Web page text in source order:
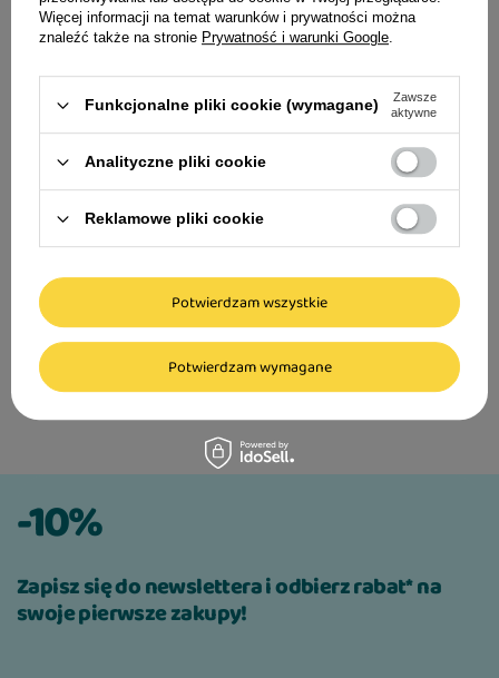
wołowych polskiego pochodzenia.
Produkowane w Polsce pod nadzorem inspekcji
Przysmaki suszone są ciepłym powietrzem w
niskich temperaturach.
Proces suszenia zapewnia całkowite
bezpieczeństwo epidemiologiczne, bez
konieczności użycia środków chemicznych i
konserwujących.
wzmacniaczy smaku i aromatu, wypełniaczy.
SKŁAD - 100% ŚLINIANKI WOŁOWE
Milord Przysmak dla psa wieprzowina w
kawałkach 150 g
35,99 zł
239,93 zł / kg
27,99 zł
399,86 zł / kg
-10%
Zapisz się do newslettera i odbierz rabat* na
swoje pierwsze zakupy!
Więcej informacji na temat warunków i prywatności można
znaleźć także na stronie Prywatność i warunki Google.
Funkcjonalne pliki cookie (wymagane)
Zawsze
aktywne
Analityczne pliki cookie
Reklamowe pliki cookie
Potwierdzam wymagane
Potwierdzam wszystkie